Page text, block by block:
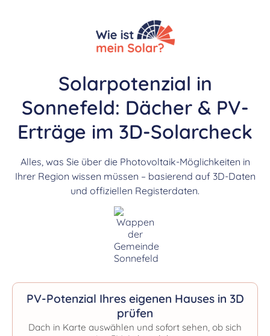
Solarpotenzial in
Sonnefeld: Dächer & PV-
Erträge im 3D-Solarcheck
Alles, was Sie über die Photovoltaik-Möglichkeiten in
Ihrer Region wissen müssen – basierend auf 3D-Daten
und offiziellen Registerdaten.
PV-Potenzial Ihres eigenen Hauses in 3D
prüfen
Dach in Karte auswählen und sofort sehen, ob sich